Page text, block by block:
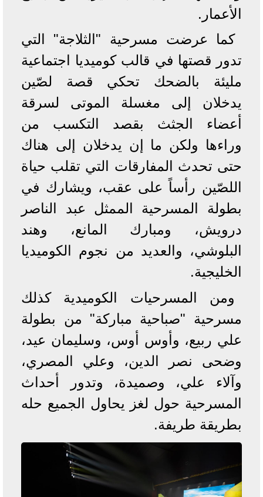
الأعمار.
كما عرضت مسرحية "الثلاجة" التي
تدور قصتها في قالب كوميديا اجتماعية
مليئة بالضحك تحكي قصة لصّين
يدخلان إلى مغسلة الموتى لسرقة
أعضاء الجثث بقصد التكسب من
وراءها ولكن ما إن يدخلان إلى هناك
حتى تحدث المفارقات التي تقلب حياة
اللصّين رأساً على عقب، ويشارك في
بطولة المسرحية الممثل عبد الناصر
درويش، ومبارك المانع، وهند
البلوشي، والعديد من نجوم الكوميديا
الخليجية.
ومن المسرحيات الكوميدية كذلك
مسرحية "صباحية مباركة" من بطولة
علي ربيع، وأوس أوس، وسليمان عيد،
وضحى نصر الدين، وعلي المصري،
وآلاء علي، وصميدة، وتدور أحداث
المسرحية حول لغز يحاول الجميع حله
بطريقة طريفة.